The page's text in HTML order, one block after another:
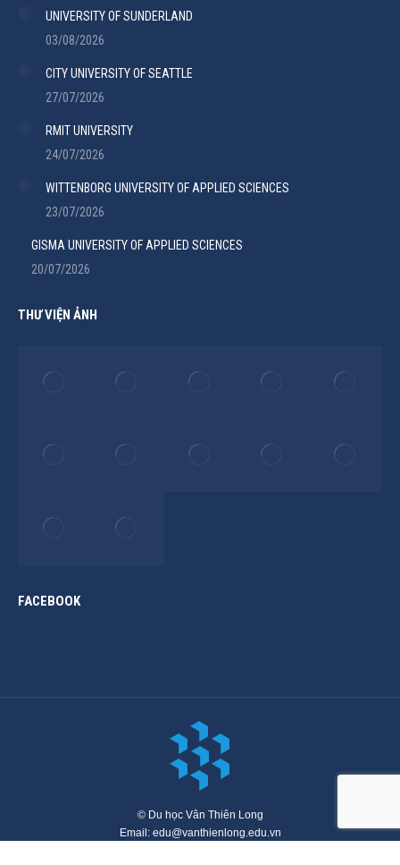
UNIVERSITY OF SUNDERLAND
03/08/2026
CITY UNIVERSITY OF SEATTLE
27/07/2026
RMIT UNIVERSITY
24/07/2026
WITTENBORG UNIVERSITY OF APPLIED SCIENCES
23/07/2026
GISMA UNIVERSITY OF APPLIED SCIENCES
20/07/2026
THƯ VIỆN ẢNH
FACEBOOK
© Du học Vân Thiên Long
Email: edu@vanthienlong.edu.vn